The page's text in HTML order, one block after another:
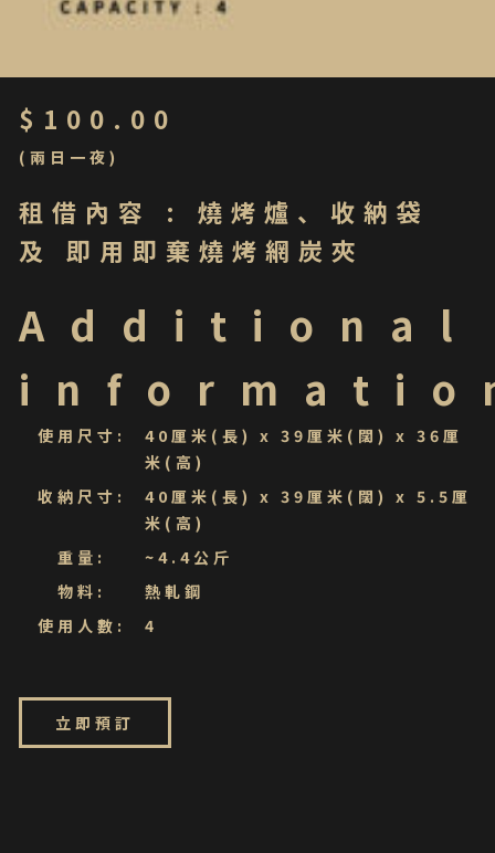
$ 100.00
(兩日一夜)
租借內容 : 燒烤爐、收納袋
及 即用即棄燒烤網炭夾
Additional
使用尺寸
40厘米(長) x 39厘米(闊) x 36厘
米(高)
收納尺寸
40厘米(長) x 39厘米(闊) x 5.5厘
米(高)
重量
~4.4公斤
物料
熱軋鋼
使用人數
4
立即預訂